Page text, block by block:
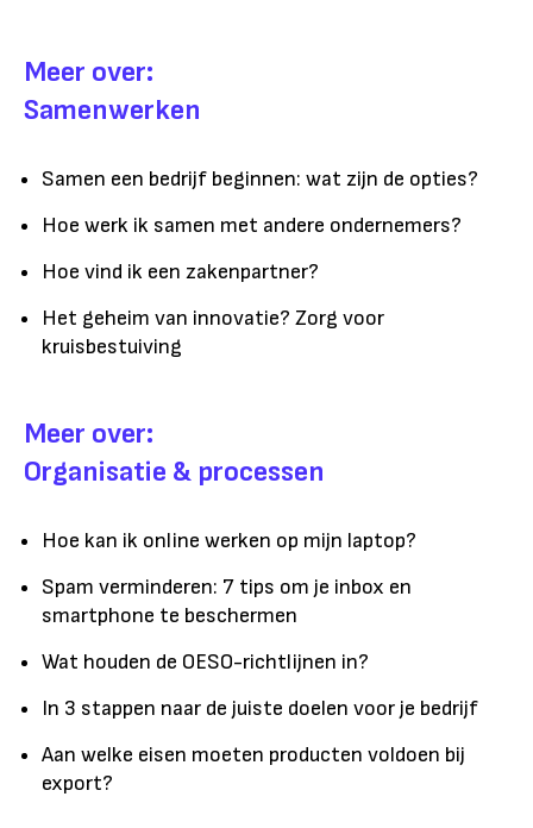
Meer over:
Samenwerken
Samen een bedrijf beginnen: wat zijn de opties?
Hoe werk ik samen met andere ondernemers?
Hoe vind ik een zakenpartner?
Het geheim van innovatie? Zorg voor
kruisbestuiving
Meer over:
Organisatie & processen
Hoe kan ik online werken op mijn laptop?
Spam verminderen: 7 tips om je inbox en
smartphone te beschermen
Wat houden de OESO-richtlijnen in?
In 3 stappen naar de juiste doelen voor je bedrijf
Aan welke eisen moeten producten voldoen bij
export?